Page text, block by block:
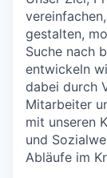
gestalten,
Suche nach
entwickeln
dabei durch
Mitarbeiter
mit unseren
und
Abläufe im